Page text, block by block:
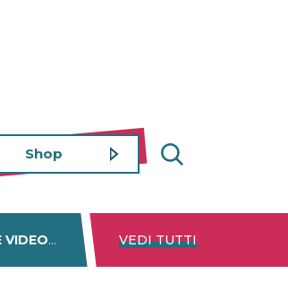
Shop
VIDEO DISNEY+ NETFLIX
VEDI TUTTI